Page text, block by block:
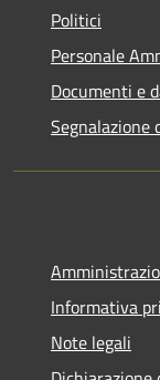
Politici
Personale
Documenti e
Segnalazione
Informativa
Note legali